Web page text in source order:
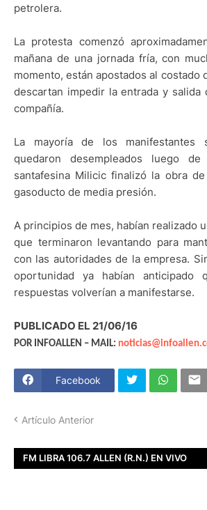
petrolera.
La protesta comenzó
mañana de una jornada fría, con
momento, están apostados al costado
descartan impedir la entrada y salida
compañía.
La mayoría de los manifestantes
quedaron desempleados luego
santafesina Milicic finalizó la obra
gasoducto de media presión.
A principios de mes, habían realizado
que terminaron levantando para
con las autoridades de la empresa.
oportunidad ya habían anticipado
respuestas volverían a manifestarse.
PUBLICADO EL 21/06/16
POR INFOALLEN – MAIL:
Facebook
Artículo Anterior
FM LIBRA 106.7 ALLEN (R.N.) EN VIVO